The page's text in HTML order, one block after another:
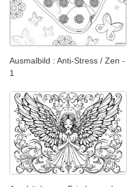
Ausmalbild : Anti-Stress / Zen -
1